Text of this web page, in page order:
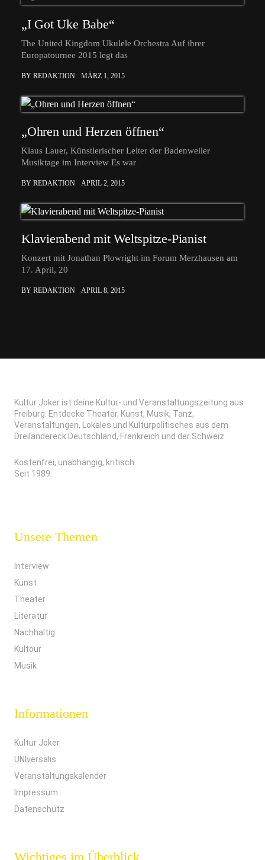
„I Got Uke Babe“
The United Kingdom Ukulele Orchestra Auf ihrer
Europatournee 2015 legt das
BY REDAKTION MÄRZ 1, 2015
„Ohren und Herzen öffnen“
Klaus Lauer, Künstlerischer Leiter der Badenweiler
Musiktage im Interview Es war
BY REDAKTION APRIL 2, 2015
Klavierabend mit Weltspitze-Pianist
Konzert mit Jonathan Plowright im Forum Merzhausen am
17. April, 20
BY REDAKTION APRIL 8, 2015
Kultur Joker ist deine Kultur- und Veranstaltungszeitung aus
Freiburg. Entdecke Theater, Kunst, Musik, Tanz,
Veranstaltungen, Lokales und Kulturpolitisches aus dem
Dreiländereck Deutschland, Frankreich und der Schweiz.
Kostenfrei, unabhängig, kritisch.
Seit 1989.
Unsere Themen
Interview
Kunst
Theater
Literatur
Nachhaltig
Kultour
Musik
Informationen
Kultur Joker
UNIversalis
Veranstaltungskalender
Impressum
Datenschutz
Wichtiges im Überblick